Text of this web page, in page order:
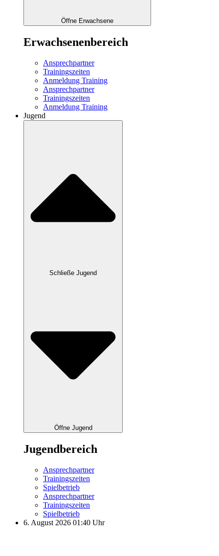
Öffne Erwachsene
Erwachsenenbereich
Ansprechpartner
Trainingszeiten
Anmeldung Training
Ansprechpartner
Trainingszeiten
Anmeldung Training
Jugend
Schließe Jugend
Öffne Jugend
Jugendbereich
Ansprechpartner
Trainingszeiten
Spielbetrieb
Ansprechpartner
Trainingszeiten
Spielbetrieb
6. August 2026 01:40 Uhr